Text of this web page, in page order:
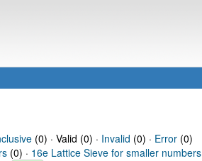
(0) · Valid (0) · Invalid (0) · Error(0)
(0) · 16e Lattice Sieve for smaller numbers